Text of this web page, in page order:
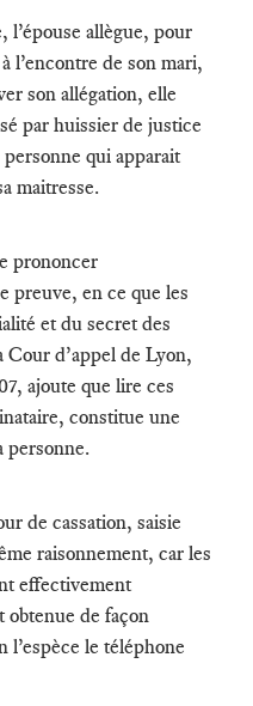
l’épouse allègue, pour
l’encontre de son mari,
son allégation, elle
par huissier de justice
qui apparait
maitresse.
prononcer
preuve, en ce que les
et du secret des
d’appel de Lyon,
ajoute que lire ces
constitue une
personne.
de cassation, saisie
raisonnement, car les
effectivement
obtenue de façon
l’espèce le téléphone